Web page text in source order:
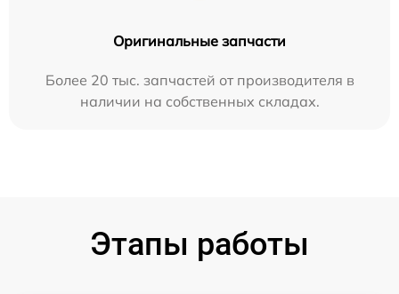
Оригинальные запчасти
Более 20 тыс. запчастей от производителя в
наличии на собственных складах.
Этапы работы